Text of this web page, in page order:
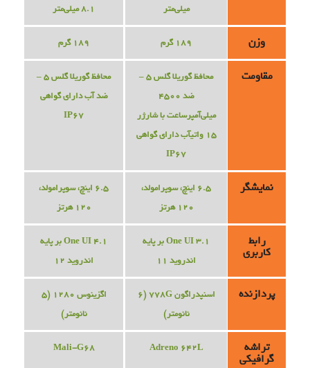
میلی‌متر
8.1 میلی‌متر
وزن 189 گرم 189 گرم
مقاومت
محافظ گوریلا گلس 5 –
ضد 4500
میلی‌آمپرساعت با شارژر
15 واتیآب دارای گواهی
IP67
محافظ گوریلا گلس 5 –
ضد آب دارای گواهی
IP67
نمایشگر
6.5 اینچ، سوپرامولد،
120 هرتز
6.5 اینچ، سوپرامولد،
120 هرتز
رابط
کاربری
One UI 3.1 بر پایه
اندروید 11
One UI 4.1 بر پایه
اندروید 12
پردازنده
اسنپدراگون 778G (6
نانومتر)
اگزینوس 1280 (5
نانومتر)
تراشه
گرافیکی
Adreno 642L
Mali-G68